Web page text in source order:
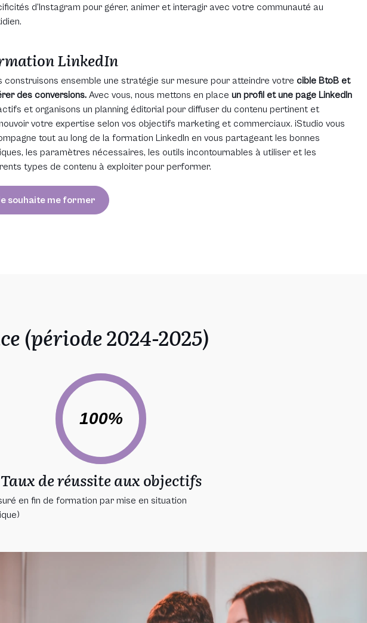
d’Instagram pour gérer, animer et interagir avec votre communauté au
LinkedIn
construisons ensemble une stratégie sur mesure pour atteindre votre cible BtoB et
des conversions. Avec vous, nous mettons en placeun profil et une page LinkedIn
et organisons un planning éditorial pour diffuser du contenu pertinent et
votre expertise selon vos objectifs marketing et commerciaux. iStudio vous
tout au long de la formation LinkedIn en vous partageant les bonnes
les paramètres nécessaires, les outils incontournables à utiliser et les
types de contenu à exploiter pour performer.
souhaite me former
(période 2024-2025)
100%
Taux de réussite aux objectifs
en fin de formation par mise en situation